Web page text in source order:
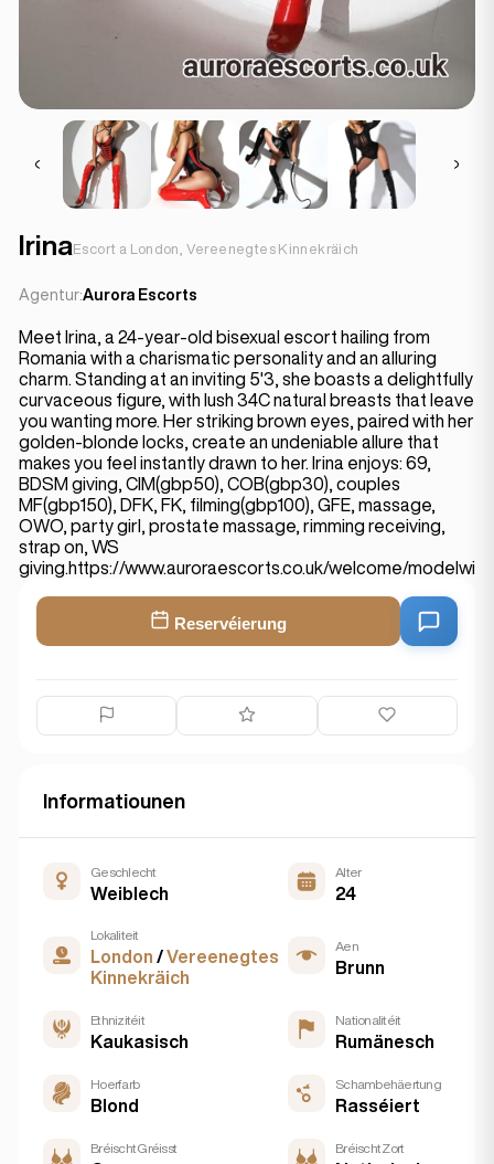
IrinaEscort a London, Vereenegtes Kinnekräich
Agentur:Aurora Escorts
Meet Irina, a 24-year-old bisexual escort hailing from
Romania with a charismatic personality and an alluring
charm. Standing at an inviting 5'3, she boasts a delightfully
curvaceous figure, with lush 34C natural breasts that leave
you wanting more. Her striking brown eyes, paired with her
golden-blonde locks, create an undeniable allure that
makes you feel instantly drawn to her. Irina enjoys: 69,
BDSM giving, CIM(gbp50), COB(gbp30), couples
MF(gbp150), DFK, FK, filming(gbp100), GFE, massage,
OWO, party girl, prostate massage, rimming receiving,
strap on, WS
giving.https://www.auroraescorts.co.uk/welcome/
Reservéierung
Informatiounen
Geschlecht
Weiblech
Alter
24
Lokaliteit
London /Vereenegtes
Kinnekräich
Aen
Brunn
Ethnizitéit
Kaukasisch
Nationalitéit
Rumänesch
Hoerfarb
Blond
Schambehäertung
Rasséiert
Bréischt Gréisst Bréischt Zort